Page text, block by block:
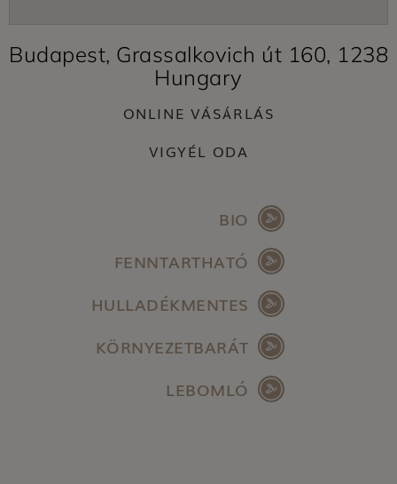
Budapest, Grassalkovich út 160, 1238
Hungary
ONLINE VÁSÁRLÁS
VIGYÉL ODA
BIO
FENNTARTHATÓ
HULLADÉKMENTES
KÖRNYEZETBARÁT
LEBOMLÓ